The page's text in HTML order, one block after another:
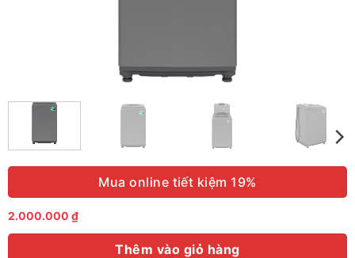
Mua online tiết kiệm 19%
2.000.000 ₫
Thêm vào giỏ hàng